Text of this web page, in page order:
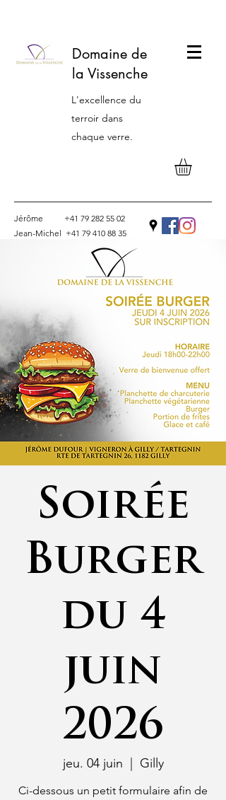
Domaine de
la Vissenche
L'excellence du
terroir dans
chaque verre.
Jérôme +41 79 282 55 02
Jean-Michel +41 79 410 88 35
Contact
Soirée
Burger
du 4
juin
2026
jeu. 04 juin Gilly
Ci-dessous un petit formulaire afin de